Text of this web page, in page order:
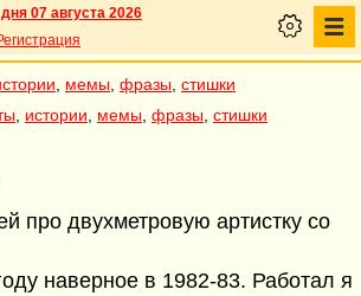
07 августа 2026
мемы фразы стишки
истории мемы фразы стишки
про двухметровую артистку со
наверное в 1982-83. Работал я